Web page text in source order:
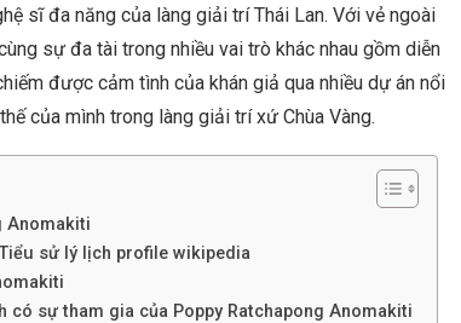
sĩ đa năng của làng giải trí Thái Lan. Với vẻ ngoài
sự đa tài trong nhiều vai trò khác nhau gồm diễn
được cảm tình của khán giả qua nhiều dự án nổi
của mình trong làng giải trí xứ Chùa Vàng.
Anomakiti
sử lý lịch profile wikipedia
có sự tham gia của Poppy Ratchapong Anomakiti